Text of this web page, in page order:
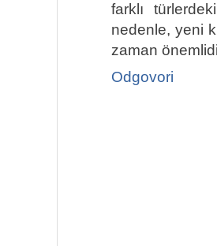
farklı
nedenle, yeni
zaman
Odgovori